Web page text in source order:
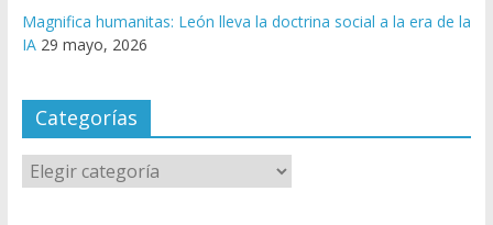
Magnifica humanitas: León lleva la doctrina social a la era de la
IA 29 mayo, 2026
Categorías